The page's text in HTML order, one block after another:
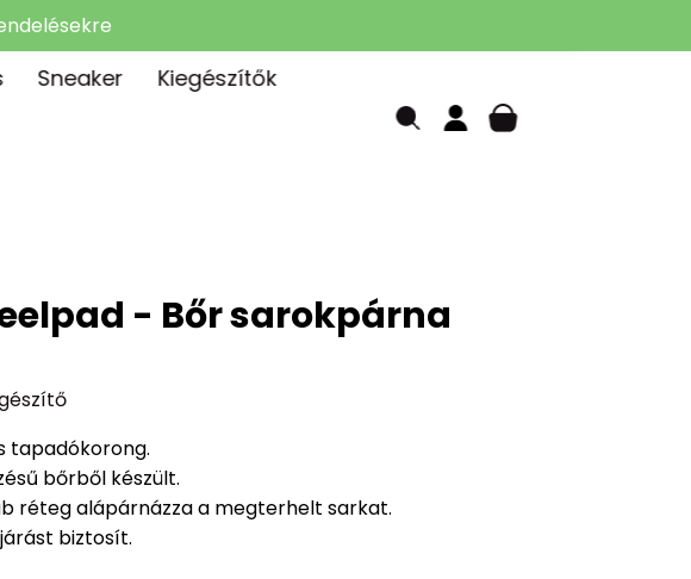
Sneaker
Kiegészítők
- Bőr sarokpárna
tapadókorong.
bőrből készült.
réteg alápárnázza a megterhelt sarkat.
biztosít.